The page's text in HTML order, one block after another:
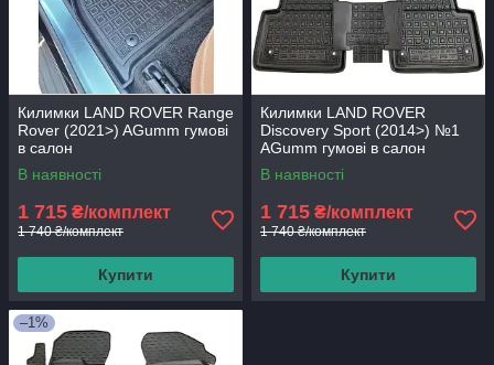
Килимки LAND ROVER Range
Rover (2021>) AGumm гумові
в салон
В наявності
1 715 ₴/комплект
1 740 ₴/комплект
Купити
Килимки LAND ROVER
Discovery Sport (2014>) №1
AGumm гумові в салон
В наявності
1 715 ₴/комплект
1 740 ₴/комплект
Купити
–1%